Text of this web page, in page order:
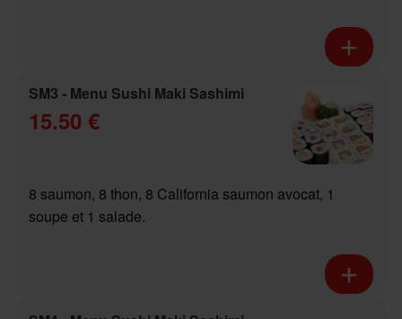
SM3 - Menu Sushi Maki Sashimi
15.50 €
8 saumon, 8 thon, 8 California saumon avocat, 1
soupe et 1 salade.